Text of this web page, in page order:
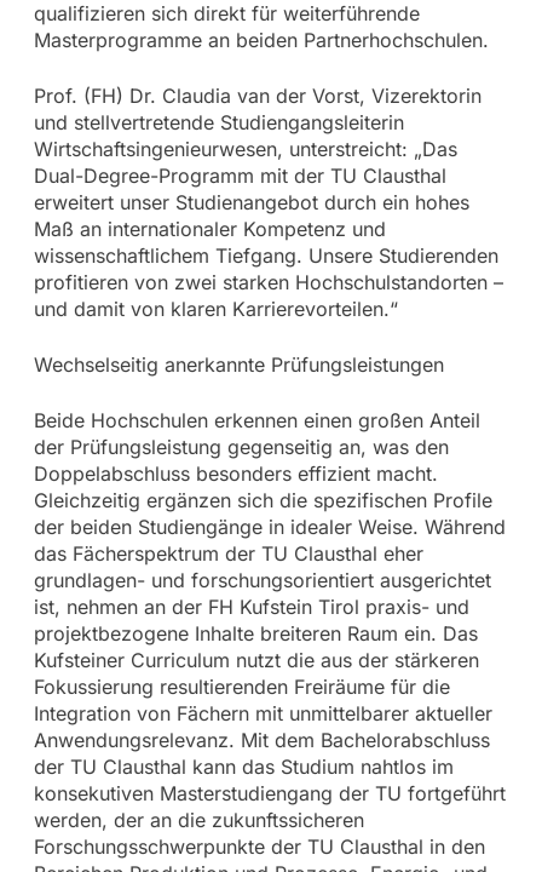
qualifizieren sich direkt für weiterführende
Masterprogramme an beiden Partnerhochschulen.
Prof. (FH) Dr. Claudia van der Vorst, Vizerektorin
und stellvertretende Studiengangsleiterin
Wirtschaftsingenieurwesen, unterstreicht: „Das
Dual-Degree-Programm mit der TU Clausthal
erweitert unser Studienangebot durch ein hohes
Maß an internationaler Kompetenz und
wissenschaftlichem Tiefgang. Unsere Studierenden
profitieren von zwei starken Hochschulstandorten –
und damit von klaren Karrierevorteilen.“
Wechselseitig anerkannte Prüfungsleistungen
Beide Hochschulen erkennen einen großen Anteil
der Prüfungsleistung gegenseitig an, was den
Doppelabschluss besonders effizient macht.
Gleichzeitig ergänzen sich die spezifischen Profile
der beiden Studiengänge in idealer Weise. Während
das Fächerspektrum der TU Clausthal eher
grundlagen- und forschungsorientiert ausgerichtet
ist, nehmen an der FH Kufstein Tirol praxis- und
projektbezogene Inhalte breiteren Raum ein. Das
Kufsteiner Curriculum nutzt die aus der stärkeren
Fokussierung resultierenden Freiräume für die
Integration von Fächern mit unmittelbarer aktueller
Anwendungsrelevanz. Mit dem Bachelorabschluss
der TU Clausthal kann das Studium nahtlos im
konsekutiven Masterstudiengang der TU fortgeführt
werden, der an die zukunftssicheren
Forschungsschwerpunkte der TU Clausthal in den